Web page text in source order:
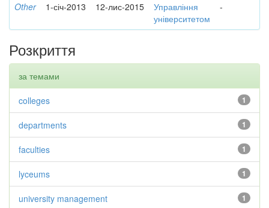
Other 1-січ-2013 12-лис-2015
Управління
університетом
-
Розкриття
за темами
1
colleges
1
departments
1
faculties
1
lyceums
1
university management